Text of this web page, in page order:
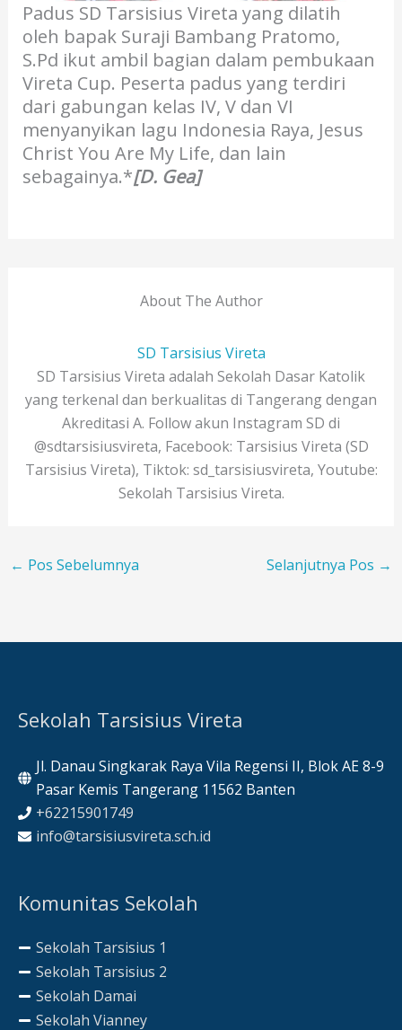
Padus SD Tarsisius Vireta yang dilatih
oleh bapak Suraji Bambang Pratomo,
S.Pd ikut ambil bagian dalam pembukaan
Vireta Cup. Peserta padus yang terdiri
dari gabungan kelas IV, V dan VI
menyanyikan lagu Indonesia Raya, Jesus
Christ You Are My Life, dan lain
sebagainya.*[D. Gea]
About The Author
SD Tarsisius Vireta
SD Tarsisius Vireta adalah Sekolah Dasar Katolik
yang terkenal dan berkualitas di Tangerang dengan
Akreditasi A. Follow akun Instagram SD di
@sdtarsisiusvireta, Facebook: Tarsisius Vireta (SD
Tarsisius Vireta), Tiktok: sd_tarsisiusvireta, Youtube:
Sekolah Tarsisius Vireta.
← Pos Sebelumnya Selanjutnya Pos →
Sekolah Tarsisius Vireta
Jl. Danau Singkarak Raya Vila Regensi II, Blok AE 8-9
Pasar Kemis Tangerang 11562 Banten
+62215901749
info@tarsisiusvireta.sch.id
Komunitas Sekolah
Sekolah Tarsisius 1
Sekolah Tarsisius 2
Sekolah Damai
Sekolah Vianney